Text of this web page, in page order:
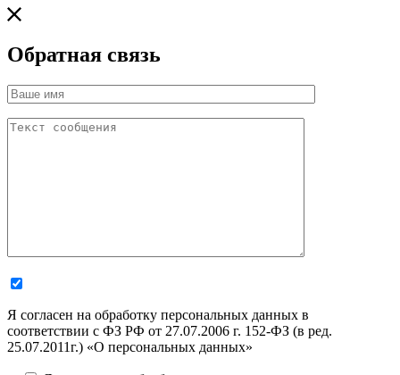
Обратная связь
Я согласен на обработку персональных данных в
соответствии с ФЗ РФ от 27.07.2006 г. 152-ФЗ (в ред.
25.07.2011г.) «О персональных данных»